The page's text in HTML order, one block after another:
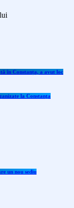
în Constanța, a avut loc
la Constanţa
un nou sediu